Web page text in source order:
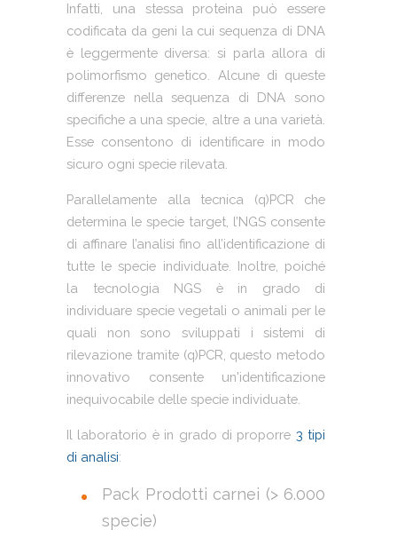
Infatti, una stessa proteina può essere
codificata da geni la cui sequenza di DNA
è leggermente diversa: si parla allora di
polimorfismo genetico. Alcune di queste
differenze nella sequenza di DNA sono
specifiche a una specie, altre a una varietà.
Esse consentono di identificare in modo
sicuro ogni specie rilevata.
Parallelamente alla tecnica (q)PCR che
determina le specie target, l’NGS consente
di affinare l’analisi fino all’identificazione di
tutte le specie individuate. Inoltre, poiché
la tecnologia NGS è in grado di
individuare specie vegetali o animali per le
quali non sono sviluppati i sistemi di
rilevazione tramite (q)PCR, questo metodo
innovativo consente un'identificazione
inequivocabile delle specie individuate.
Il laboratorio è in grado di proporre 3 tipi
di analisi:
Pack Prodotti carnei (> 6.000
specie)